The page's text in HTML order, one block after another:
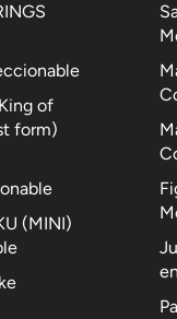
of
form)
(MINI)